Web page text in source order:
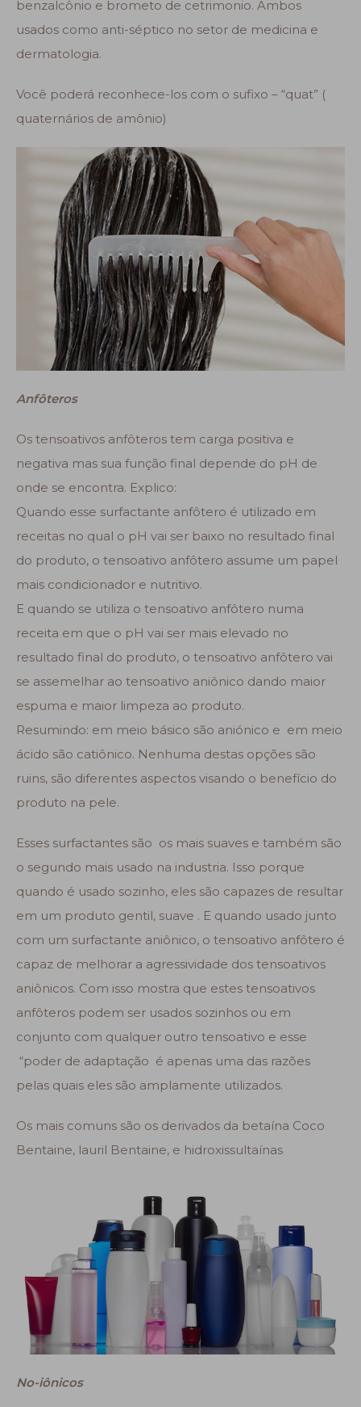
benzalcônio e brometo de cetrimonio. Ambos
usados como anti-séptico no setor de medicina e
dermatologia.
Você poderá reconhece-los com o sufixo – “quat” (
quaternários de amônio)
Anfôteros
Os tensoativos anfôteros tem carga positiva e
negativa mas sua função final depende do pH de
onde se encontra. Explico:
Quando esse surfactante anfôtero é utilizado em
receitas no qual o pH vai ser baixo no resultado final
do produto, o tensoativo anfôtero assume um papel
mais condicionador e nutritivo.
E quando se utiliza o tensoativo anfôtero numa
receita em que o pH vai ser mais elevado no
resultado final do produto, o tensoativo anfôtero vai
se assemelhar ao tensoativo aniônico dando maior
espuma e maior limpeza ao produto.
Resumindo: em meio básico são aniónico e em meio
ácido são catiônico. Nenhuma destas opções são
ruins, são diferentes aspectos visando o benefício do
produto na pele.
Esses surfactantes são os mais suaves e também são
o segundo mais usado na industria. Isso porque
quando é usado sozinho, eles são capazes de resultar
em um produto gentil, suave . E quando usado junto
com um surfactante aniônico, o tensoativo anfôtero é
capaz de melhorar a agressividade dos tensoativos
aniônicos. Com isso mostra que estes tensoativos
anfôteros podem ser usados sozinhos ou em
conjunto com qualquer outro tensoativo e esse
“poder de adaptação é apenas uma das razões
pelas quais eles são amplamente utilizados.
Os mais comuns são os derivados da betaína Coco
Bentaine, lauril Bentaine, e hidroxissultaínas
No-iônicos